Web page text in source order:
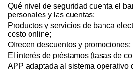
Qué nivel de seguridad cuenta el
personales y las cuentas;
Productos y servicios de banca
costo online;
Ofrecen descuentos y promociones;
El interés de préstamos (tasas de
APP adaptada al sistema operativo